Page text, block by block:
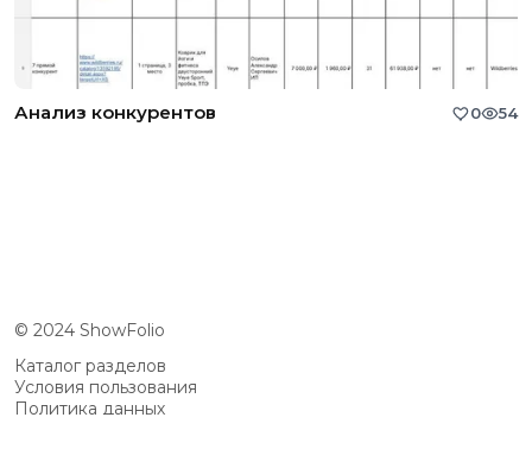
Анализ конкурентов 0 54
© 2024 ShowFolio
Каталог разделов
Условия пользования
Политика данных